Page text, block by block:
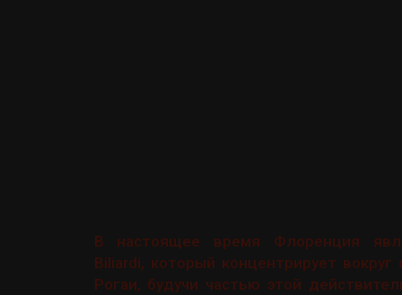
В настоящее время Флоренция
Biliardi, который концентрирует
Рогаи, будучи частью этой